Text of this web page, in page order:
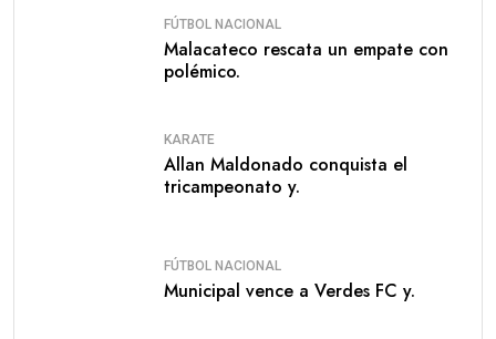
FÚTBOL NACIONAL
Malacateco rescata un empate con
polémico.
KARATE
Allan Maldonado conquista el
tricampeonato y.
FÚTBOL NACIONAL
Municipal vence a Verdes FC y.